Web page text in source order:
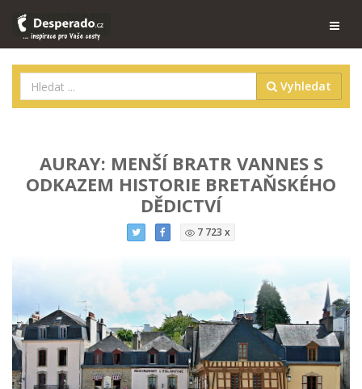
Vyhledat
AURAY: MENŠÍ BRATR VANNES S
ODKAZEM HISTORIE BRETAŇSKÉHO
DĚDICTVÍ
7 723 x